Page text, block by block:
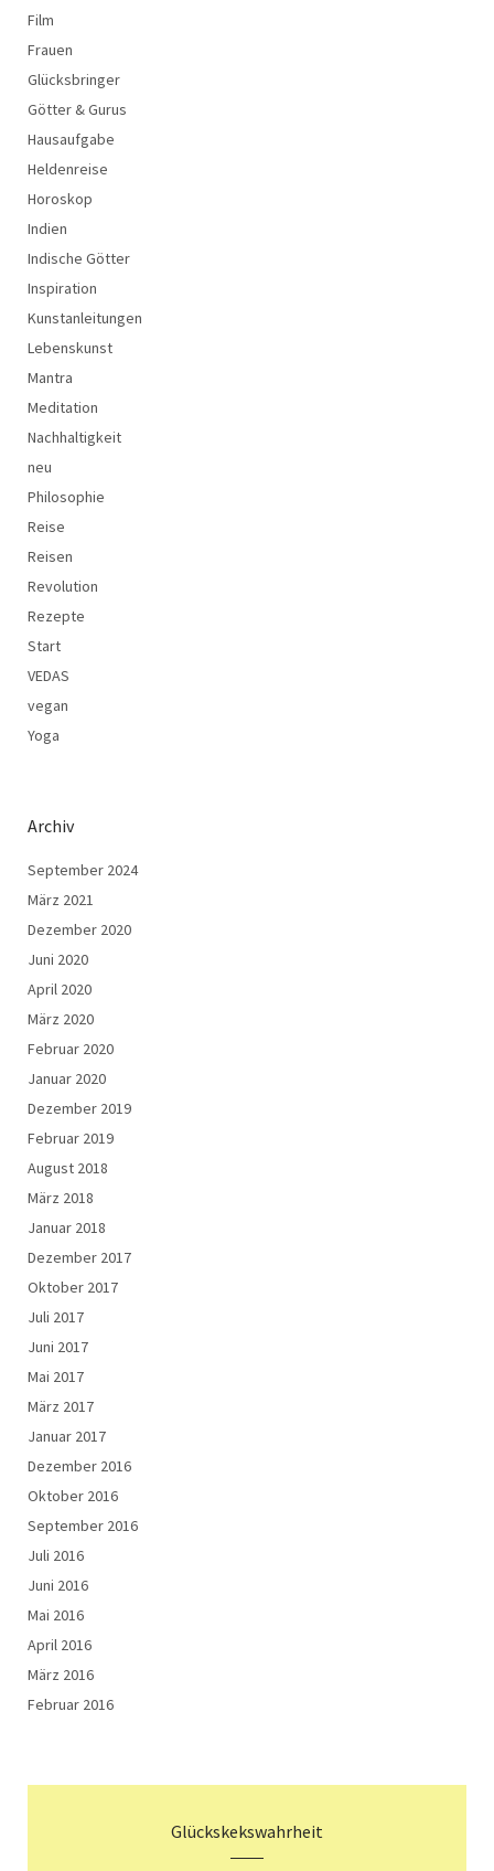
Film
Frauen
Glücksbringer
Götter & Gurus
Hausaufgabe
Heldenreise
Horoskop
Indien
Indische Götter
Inspiration
Kunstanleitungen
Lebenskunst
Mantra
Meditation
Nachhaltigkeit
neu
Philosophie
Reise
Reisen
Revolution
Rezepte
Start
VEDAS
vegan
Yoga
Archiv
September 2024
März 2021
Dezember 2020
Juni 2020
April 2020
März 2020
Februar 2020
Januar 2020
Dezember 2019
Februar 2019
August 2018
März 2018
Januar 2018
Dezember 2017
Oktober 2017
Juli 2017
Juni 2017
Mai 2017
März 2017
Januar 2017
Dezember 2016
Oktober 2016
September 2016
Juli 2016
Juni 2016
Mai 2016
April 2016
März 2016
Februar 2016
Glückskekswahrheit